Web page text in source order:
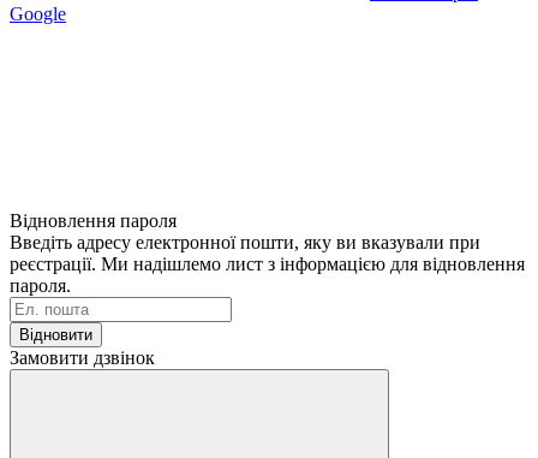
Google
Відновлення пароля
Введіть адресу електронної пошти, яку ви вказували при
реєстрації. Ми надішлемо лист з інформацією для відновлення
пароля.
Відновити
Замовити дзвінок